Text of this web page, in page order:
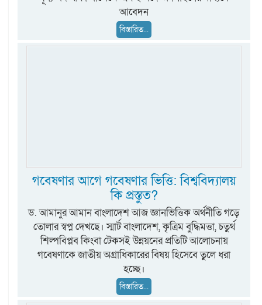
আবেদন
বিস্তারিত...
গবেষণার আগে গবেষণার ভিত্তি: বিশ্ববিদ্যালয়
কি প্রস্তুত?
ড. আমানুর আমান বাংলাদেশ আজ জ্ঞানভিত্তিক অর্থনীতি গড়ে
তোলার স্বপ্ন দেখছে। স্মার্ট বাংলাদেশ, কৃত্রিম বুদ্ধিমত্তা, চতুর্থ
শিল্পবিপ্লব কিংবা টেকসই উন্নয়নের প্রতিটি আলোচনায়
গবেষণাকে জাতীয় অগ্রাধিকারের বিষয় হিসেবে তুলে ধরা
হচ্ছে।
বিস্তারিত...